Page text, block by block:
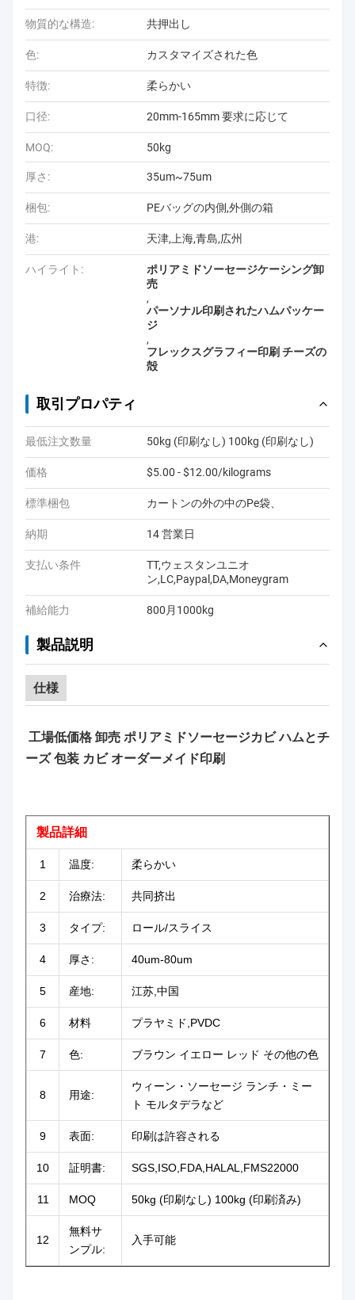
物質的な構造: 共押出し
色: カスタマイズされた色
特徴: 柔らかい
口径: 20mm-165mm 要求に応じて
MOQ: 50kg
厚さ: 35um~75um
梱包: PEバッグの内側,外側の箱
港: 天津,上海,青島,広州
ハイライト:
ポリアミドソーセージケーシング卸
売
,
パーソナル印刷されたハムパッケー
ジ
,
フレックスグラフィー印刷 チーズの
殻
取引プロパティ
最低注文数量 50kg (印刷なし) 100kg (印刷なし)
価格 $5.00 - $12.00/kilograms
標準梱包 カートンの外の中のPe袋、
納期 14 営業日
支払い条件
TT,ウェスタンユニオ
ン,LC,Paypal,DA,Moneygram
補給能力 800月1000kg
製品説明
仕様
工場低価格 卸売 ポリアミドソーセージカビ ハムとチ
ーズ 包装 カビ オーダーメイド印刷
製品詳細
1 温度: 柔らかい
2 治療法: 共同挤出
3 タイプ: ロール/スライス
4 厚さ: 40um-80um
5 産地: 江苏,中国
6 材料 プラヤミド,PVDC
7 色: ブラウン イエロー レッド その他の色
8 用途:
ウィーン・ソーセージ ランチ・ミー
ト モルタデラなど
9 表面: 印刷は許容される
10 証明書: SGS,ISO,FDA,HALAL,FMS22000
11 MOQ 50kg (印刷なし) 100kg (印刷済み)
12
無料サ
ンプル:
入手可能